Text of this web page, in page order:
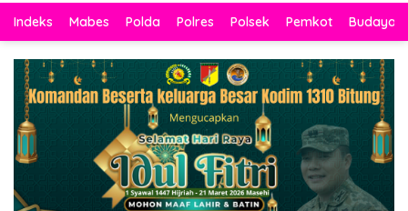
Indeks Mabes Polda Polres Polsek Pemkot Budaya